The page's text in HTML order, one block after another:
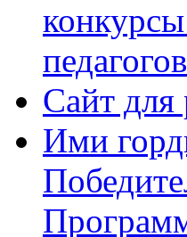
педагогов
Сайт для
Ими